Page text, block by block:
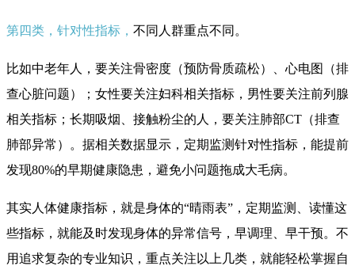
第四类，针对性指标， 不同人群重点不同。
比如中老年人，要关注骨密度（预防骨质疏松）、心电图（排
查心脏问题）；女性要关注妇科相关指标，男性要关注前列腺
相关指标；长期吸烟、接触粉尘的人，要关注肺部CT（排查
肺部异常）。据相关数据显示，定期监测针对性指标，能提前
发现80%的早期健康隐患，避免小问题拖成大毛病。
其实人体健康指标，就是身体的“晴雨表”，定期监测、读懂这
些指标，就能及时发现身体的异常信号，早调理、早干预。不
用追求复杂的专业知识，重点关注以上几类，就能轻松掌握自